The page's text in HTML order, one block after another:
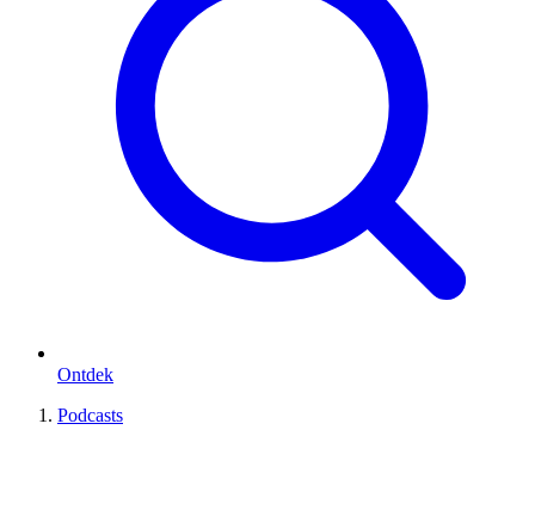
Ontdek
Podcasts